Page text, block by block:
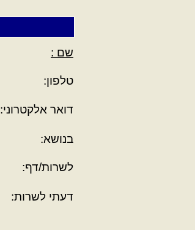
שם :
טלפון:
דואר אלקטרוני:
בנושא:
לשרות/דף:
דעתי לשרות: